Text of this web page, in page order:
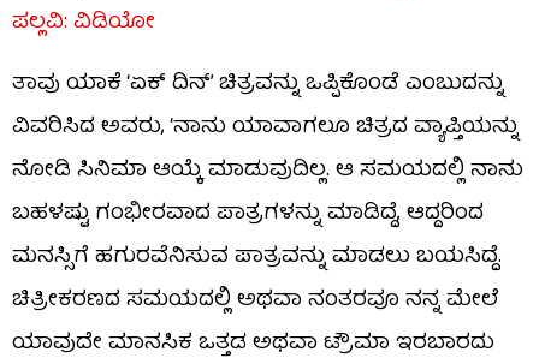
ಪಲ್ಲವಿ: ವಿಡಿಯೋ
ತಾವು ಯಾಕೆ ‘ಏಕ್ ದಿನ್’ ಚಿತ್ರವನ್ನು ಒಪ್ಪಿಕೊಂಡೆ ಎಂಬುದನ್ನು
ವಿವರಿಸಿದ ಅವರು, ‘ನಾನು ಯಾವಾಗಲೂ ಚಿತ್ರದ ವ್ಯಾಪ್ತಿಯನ್ನು
ನೋಡಿ ಸಿನಿಮಾ ಆಯ್ಕೆ ಮಾಡುವುದಿಲ್ಲ. ಆ ಸಮಯದಲ್ಲಿ ನಾನು
ಬಹಳಷ್ಟು ಗಂಭೀರವಾದ ಪಾತ್ರಗಳನ್ನು ಮಾಡಿದ್ದೆ, ಆದ್ದರಿಂದ
ಮನಸ್ಸಿಗೆ ಹಗುರವೆನಿಸುವ ಪಾತ್ರವನ್ನು ಮಾಡಲು ಬಯಸಿದ್ದೆ.
ಚಿತ್ರೀಕರಣದ ಸಮಯದಲ್ಲಿ ಅಥವಾ ನಂತರವೂ ನನ್ನ ಮೇಲೆ
ಯಾವುದೇ ಮಾನಸಿಕ ಒತ್ತಡ ಅಥವಾ ಟ್ರೌಮಾ ಇರಬಾರದು